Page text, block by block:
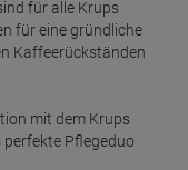
für alle Krups
für eine gründliche
Kaffeerückständen
mit dem Krups
Pflegeduo